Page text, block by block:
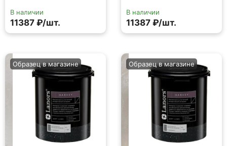
В наличии
11387 ₽/шт.
В наличии
11387 ₽/шт.
Образец в магазине Образец в магазине